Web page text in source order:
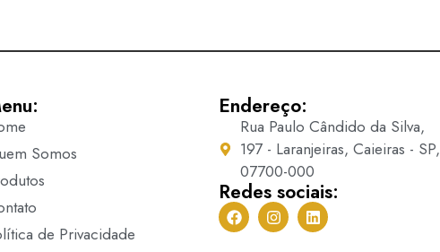
Somos
de Privacidade
Endereço:
Rua Paulo Cândido da Silva,
197 - Laranjeiras, Caieiras - SP,
07700-000
Redes sociais: